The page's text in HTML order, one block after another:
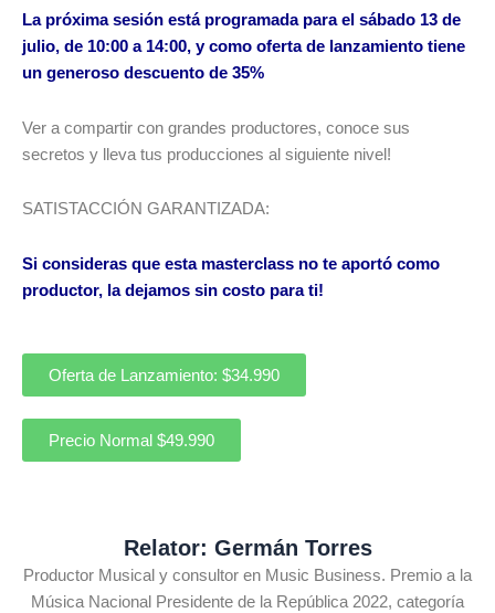
La próxima sesión está programada para el sábado 13 de
julio, de 10:00 a 14:00, y como oferta de lanzamiento tiene
un generoso descuento de 35%
Ver a compartir con grandes productores, conoce sus
secretos y lleva tus producciones al siguiente nivel!
SATISTACCIÓN GARANTIZADA:
Si consideras que esta masterclass no te aportó como
productor, la dejamos sin costo para ti!
Oferta de Lanzamiento: $34.990
Precio Normal $49.990
Relator: Germán Torres
Productor Musical y consultor en Music Business. Premio a la
Música Nacional Presidente de la República 2022, categoría